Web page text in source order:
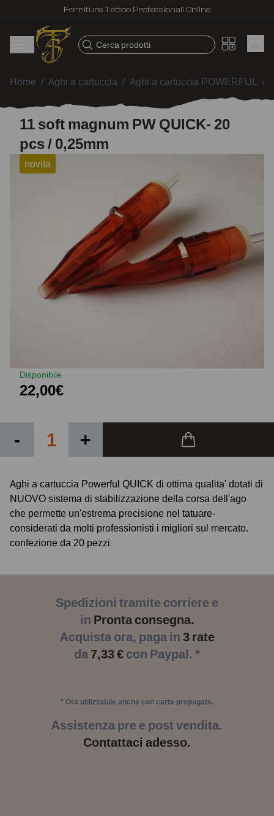
Forniture Tattoo Professionali Online
Cerca prodotti
Home / Aghi a cartuccia / Aghi a cartuccia POWERFUL /
11 soft magnum PW QUICK- 20
pcs / 0,25mm
novita
Disponibile
22,00€
- +
Aghi a cartuccia Powerful QUICK di ottima qualita' dotati di
NUOVO sistema di stabilizzazione della corsa dell'ago
che permette un'estrema precisione nel tatuare-
considerati da molti professionisti i migliori sul mercato.
confezione da 20 pezzi
Spedizioni tramite corriere e
in Pronta consegna.
Acquista ora, paga in 3 rate
da 7,33 € con Paypal. *
* Ora utilizzabile anche con carte prepagate.
Assistenza pre e post vendita.
Contattaci adesso.